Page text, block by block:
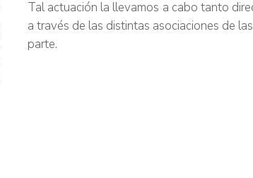
Tal actuación la llevamos a cabo tanto
a través de las distintas asociaciones de
parte.